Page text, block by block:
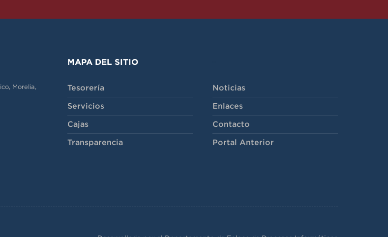
Morelia,
MAPA DEL SITIO
Tesorería
Servicios
Cajas
Transparencia
Noticias
Enlaces
Contacto
Portal Anterior